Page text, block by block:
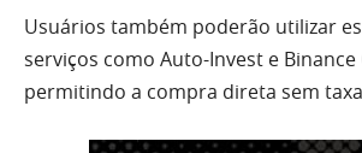
Usuários também poderão utilizar
serviços como Auto-Invest e Binance
permitindo a compra direta sem